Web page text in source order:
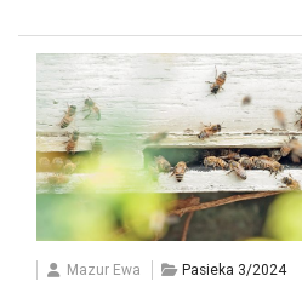
Mazur Ewa Pasieka 3/2024